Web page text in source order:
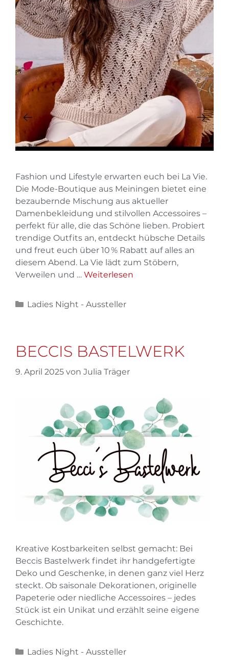
Fashion und Lifestyle erwarten euch bei La Vie.
Die Mode-Boutique aus Meiningen bietet eine
bezaubernde Mischung aus aktueller
Damenbekleidung und stilvollen Accessoires –
perfekt für alle, die das Schöne lieben. Probiert
trendige Outfits an, entdeckt hübsche Details
und freut euch über 10 % Rabatt auf alles an
diesem Abend. La Vie lädt zum Stöbern,
Verweilen und … Weiterlesen
Ladies Night - Aussteller
BECCIS BASTELWERK
9. April 2025 von Julia Träger
Kreative Kostbarkeiten selbst gemacht: Bei
Beccis Bastelwerk findet ihr handgefertigte
Deko und Geschenke, in denen ganz viel Herz
steckt. Ob saisonale Dekorationen, originelle
Papeterie oder niedliche Accessoires – jedes
Stück ist ein Unikat und erzählt seine eigene
Geschichte.
Ladies Night - Aussteller